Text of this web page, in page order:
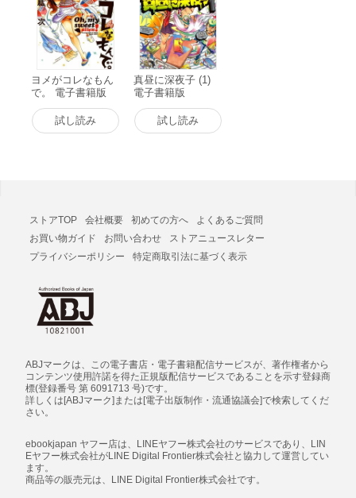
ヨメがコレなもん
で。 電子書籍版
試し読み
真昼に深夜子 (1)
電子書籍版
試し読み
ストアTOP 会社概要 初めての方へ
よくあるご質問
お買い物ガイド
お問い合わせ
ストアニュースレター
プライバシーポリシー
特定商取引法に基づく表示
ABJマークは、この電子書店・電子書籍配信サービスが、著作権者から
コンテンツ使用許諾を得た正規版配信サービスであることを示す登録商
標(登録番号 第 6091713 号)です。
詳しくは[ABJマーク]または[電子出版制作・流通協議会]で検索してくだ
さい。
ebookjapan ヤフー店は、LINEヤフー株式会社のサービスであり、LIN
Eヤフー株式会社がLINE Digital Frontier株式会社と協力して運営してい
ます。
商品等の販売元は、LINE Digital Frontier株式会社です。